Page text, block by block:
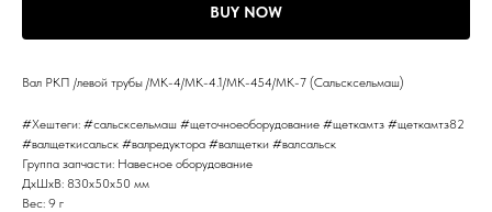
BUY NOW
Вал РКП /левой трубы /МК-4/МК-4.1/МК-454/МК-7 (Сальсксельмаш)
#Хештеги: #сальсксельмаш #щеточноеоборудование #щеткамтз #щеткамтз82
#валщеткисальск #валредуктора #валщетки #валсальск
Группа запчасти: Навесное оборудование
ДxШxВ: 830x50x50 мм
Вес: 9 г